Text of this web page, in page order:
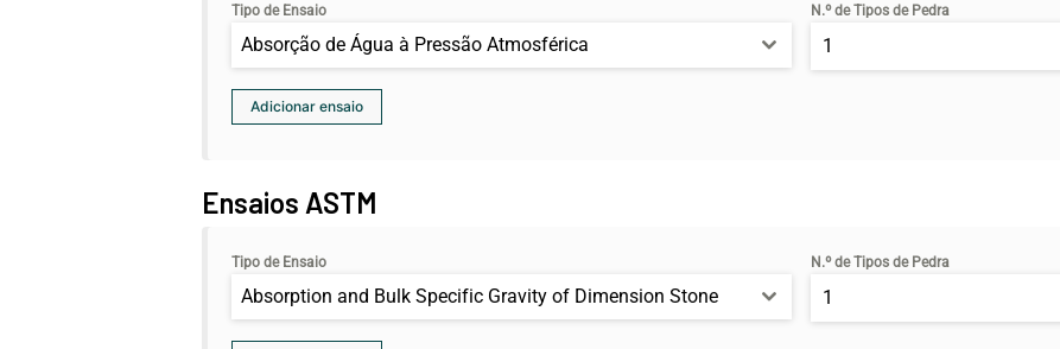
Tipo de Ensaio
Absorção de Água à Pressão Atmosférica
N.º de Tipos de Pedra
Ensaios ASTM
Tipo de Ensaio
Absorption and Bulk Specific Gravity of Dimension Stone
N.º de Tipos de Pedra